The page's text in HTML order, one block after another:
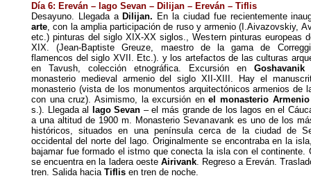
Día 6: Ereván – lago Sevan – Dilijan – Ereván – Tiflis
Desayuno. Llegada a Dilijan. En la ciudad fue recientemente
arte, con la amplia participación de ruso y armenio (I.Aivazovskiy,
etc.) pinturas del siglo XIX-XX siglos., Western pinturas europeas
XIX. (Jean-Baptiste Greuze, maestro de la gama de
flamencos del siglo XVII. Etc.). y los artefactos de las culturas
en Tavush, colección etnográfica. Excursión en
Goshavanik
monasterio medieval armenio del siglo XII-XIII. Hay el
monasterio (vista de los monumentos arquitectónicos armenios de
con una cruz). Asimismo, la excursión enel monasterio
s.). Llegada al
lago Sevan – el más grande de los lagos en el
a una altitud de 1900 m. Monasterio Sevanavank es uno de los
históricos, situados en una península cerca de la ciudad de
occidental del norte del lago. Originalmente se encontraba en la
bajamar fue formado el istmo que conecta la isla con el continente.
se encuentra en la ladera oeste Airivank. Regreso a Ereván.
tren. Salida hacia Tiflis en tren de noche.